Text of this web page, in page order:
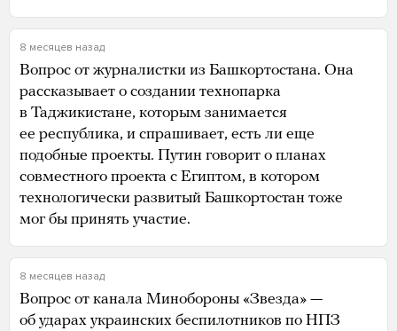
8 месяцев назад
Вопрос от журналистки из Башкортостана. Она
рассказывает о создании технопарка
в Таджикистане, которым занимается
ее республика, и спрашивает, есть ли еще
подобные проекты. Путин говорит о планах
совместного проекта с Египтом, в котором
технологически развитый Башкортостан тоже
мог бы принять участие.
8 месяцев назад
Вопрос от канала Минобороны «Звезда» —
об ударах украинских беспилотников по НПЗ